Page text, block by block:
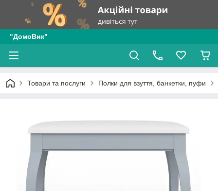
"ДомоВик"
Товари та послуги Полки для взуття, банкетки, пуфи